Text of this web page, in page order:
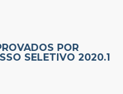
POR
SELETIVO 2020.1